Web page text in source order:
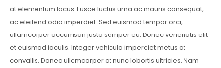
at elementum lacus. Fusce luctus urna ac mauris consequat,
ac eleifend odio imperdiet. Sed euismod tempor orci,
ullamcorper accumsan justo semper eu. Donec venenatis elit
et euismod iaculis. Integer vehicula imperdiet metus at
convallis. Donec ullamcorper at nunc lobortis ultricies. Nam